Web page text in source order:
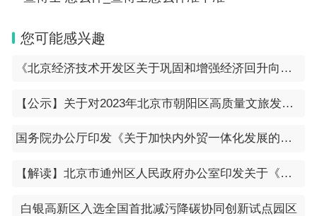
您可能感兴趣
《北京经济技术开发区关于巩固和增强经济回升向好态势的若干措施》
【公示】关于对2023年北京市朝阳区高质量文旅发展扶持资金拟支持项目（下半年）的公示
国务院办公厅印发《关于加快内外贸一体化发展的若干措施》的通知
【解读】北京市通州区人民政府办公室印发关于《北京市积极应对疫情影响助企纾困的若干措施》落实指引的通知（通政办发〔2022〕26号）
白银高新区入选全国首批减污降碳协同创新试点园区